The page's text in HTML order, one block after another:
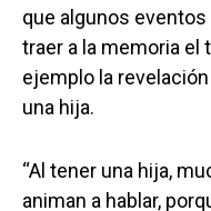
que algunos eventos
traer a la memoria el
ejemplo la
una hija.
“Al tener una hija,
animan a hablar,